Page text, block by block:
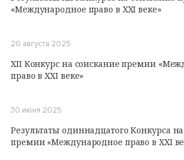
«Международное право в XXI веке»
20 августа 2025
XII Конкурс на соискание премии
право в XXI веке»
30 июня 2025
Результаты одиннадцатого Конкурса
премии «Международное право в XXI